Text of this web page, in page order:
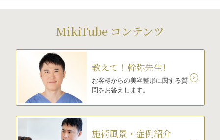
MikiTube コンテンツ
教えて！幹弥先生!
お客様からの美容整形に関する質
問をお答えします。
施術風景・症例紹介